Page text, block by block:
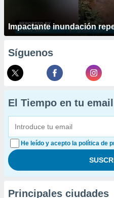
Impactante inundación
Síguenos
El Tiempo en tu email
He leído y acepto la política de
Principales ciudades